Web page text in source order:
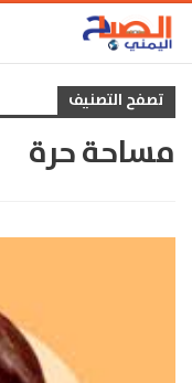
تصفح التصنيف
مساحة حرة